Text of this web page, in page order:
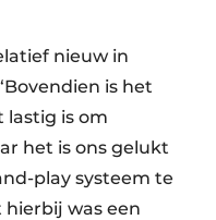
nieuw in
is het
is om
het is ons gelukt
play systeem te
was een